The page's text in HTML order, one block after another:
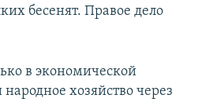
бесенят. Правое дело
в экономической
хозяйство через